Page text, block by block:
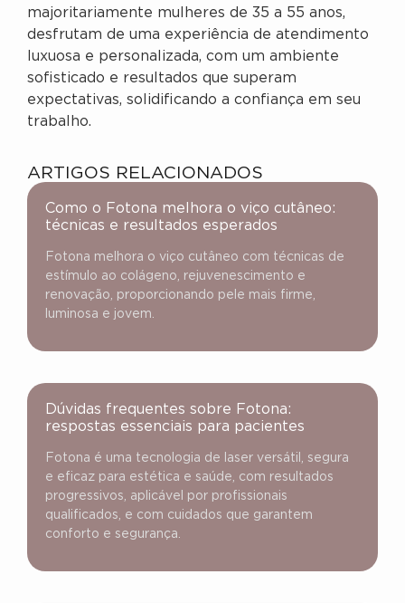
majoritariamente mulheres de 35 a 55 anos,
desfrutam de uma experiência de atendimento
luxuosa e personalizada, com um ambiente
sofisticado e resultados que superam
expectativas, solidificando a confiança em seu
trabalho.
ARTIGOS RELACIONADOS
Como o Fotona melhora o viço cutâneo:
técnicas e resultados esperados
Fotona melhora o viço cutâneo com técnicas de
estímulo ao colágeno, rejuvenescimento e
renovação, proporcionando pele mais firme,
luminosa e jovem.
Dúvidas frequentes sobre Fotona:
respostas essenciais para pacientes
Fotona é uma tecnologia de laser versátil, segura
e eficaz para estética e saúde, com resultados
progressivos, aplicável por profissionais
qualificados, e com cuidados que garantem
conforto e segurança.